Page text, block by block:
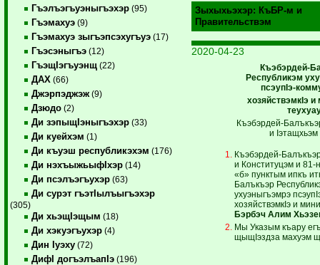
Гъэлъэгъуэныгъэхэр (95)
Гъэмахуэ (9)
Гъэмахуэ зыгъэпсэхугъуэ (17)
Гъэсэныгъэ (12)
ГъэщIэгъуэнщ (22)
ДАХ (66)
Джэрпэджэж (9)
Дзюдо (2)
Ди зэпыщIэныгъэхэр (33)
Ди куейхэм (1)
Ди къуэш республикэхэм (176)
Ди нэхъыжьыфIхэр (14)
Ди псэлъэгъухэр (63)
Ди сурэт гъэтIылъыгъэхэр
(305)
Ди хьэщIэщым (18)
Ди хэкуэгъухэр (4)
Дин Iуэху (72)
ДифI догъэлъапIэ (196)
Зыхыхьэхэр: КъБР-м и
Правительствэм
2020-04-23
Къэбэрдей-
Республикэм
псэупIэ-
хозяйствэмкIэ
Къэбэрдей-
и Iэтащхьэм
Къэбэрдей-
и Конституцэм и 81-
«б» пунктым ипкъ
Балъкъэр
ухуэныгъэмрэ
хозяйствэмкIэ и
Бэрбэч Алим
Мы Указым къару
щыщIэздза махуэм